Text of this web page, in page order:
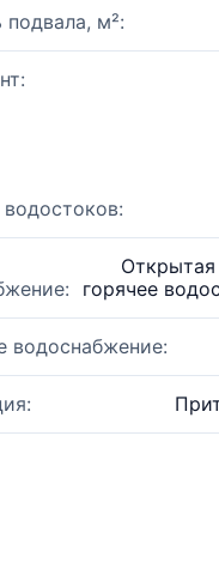
м²:
горячее
водоснабжение: